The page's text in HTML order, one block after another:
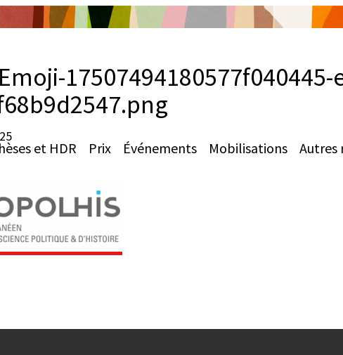
et HDR Prix Événements Mobilisations Autres
17507494180577f040445-